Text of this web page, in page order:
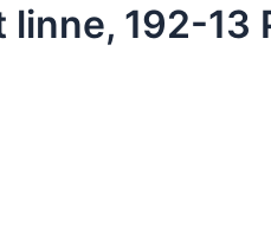
192-13